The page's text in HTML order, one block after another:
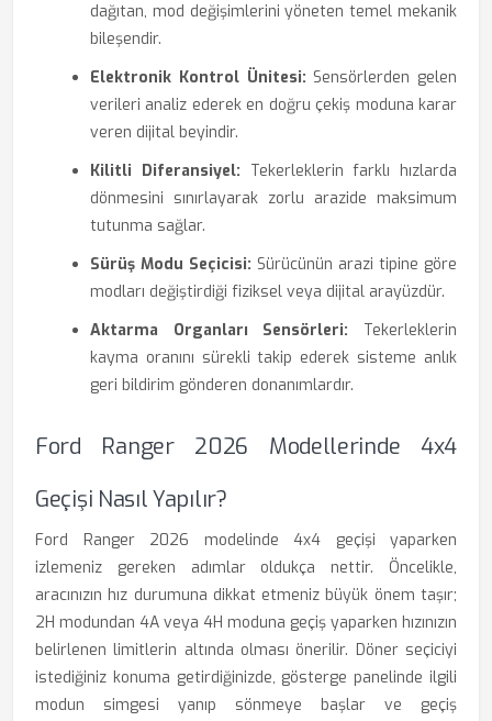
dağıtan, mod değişimlerini yöneten temel mekanik
bileşendir.
Elektronik Kontrol Ünitesi: Sensörlerden gelen
verileri analiz ederek en doğru çekiş moduna karar
veren dijital beyindir.
Kilitli Diferansiyel: Tekerleklerin farklı hızlarda
dönmesini sınırlayarak zorlu arazide maksimum
tutunma sağlar.
Sürüş Modu Seçicisi: Sürücünün arazi tipine göre
modları değiştirdiği fiziksel veya dijital arayüzdür.
Aktarma Organları Sensörleri: Tekerleklerin
kayma oranını sürekli takip ederek sisteme anlık
geri bildirim gönderen donanımlardır.
Ford Ranger 2026 Modellerinde 4x4
Geçişi Nasıl Yapılır?
Ford Ranger 2026 modelinde 4x4 geçişi yaparken
izlemeniz gereken adımlar oldukça nettir. Öncelikle,
aracınızın hız durumuna dikkat etmeniz büyük önem taşır;
2H modundan 4A veya 4H moduna geçiş yaparken hızınızın
belirlenen limitlerin altında olması önerilir. Döner seçiciyi
istediğiniz konuma getirdiğinizde, gösterge panelinde ilgili
modun simgesi yanıp sönmeye başlar ve geçiş